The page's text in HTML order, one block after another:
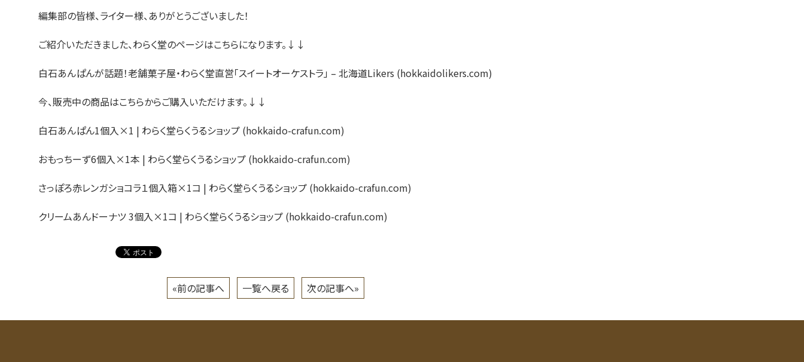
編集部の皆様、ライター様、ありがとうございました！
ご紹介いただきました、わらく堂のページはこちらになります。↓↓
白石あんぱんが話題！老舗菓子屋・わらく堂直営「スイートオーケストラ」 – 北海道Likers (hokkaidolikers.com)
今、販売中の商品はこちらからご購入いただけます。↓↓
白石あんぱん1個入×1 | わらく堂らくうるショップ (hokkaido-crafun.com)
おもっちーず6個入×1本 | わらく堂らくうるショップ (hokkaido-crafun.com)
さっぽろ赤レンガショコラ１個入箱×1コ | わらく堂らくうるショップ (hokkaido-crafun.com)
クリームあんドーナツ 3個入×1コ | わらく堂らくうるショップ (hokkaido-crafun.com)
«前の記事へ 一覧へ戻る 次の記事へ»